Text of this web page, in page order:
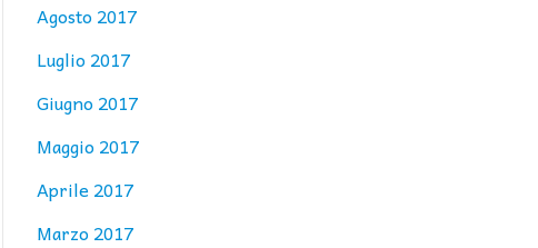
Agosto 2017
Luglio 2017
Giugno 2017
Maggio 2017
Aprile 2017
Marzo 2017